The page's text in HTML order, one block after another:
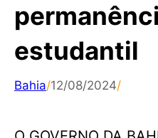
estudantil
Bahia/12/08/2024/